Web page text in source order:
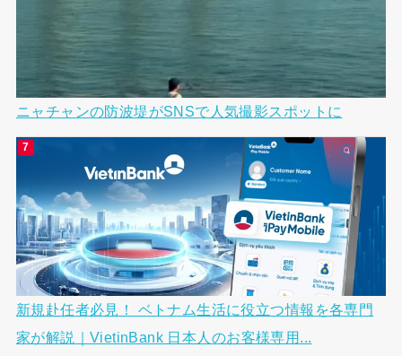
ニャチャンの防波堤がSNSで人気撮影スポットに
新規赴任者必見！ ベトナム生活に役立つ情報を各専門
家が解説｜VietinBank 日本人のお客様専用...